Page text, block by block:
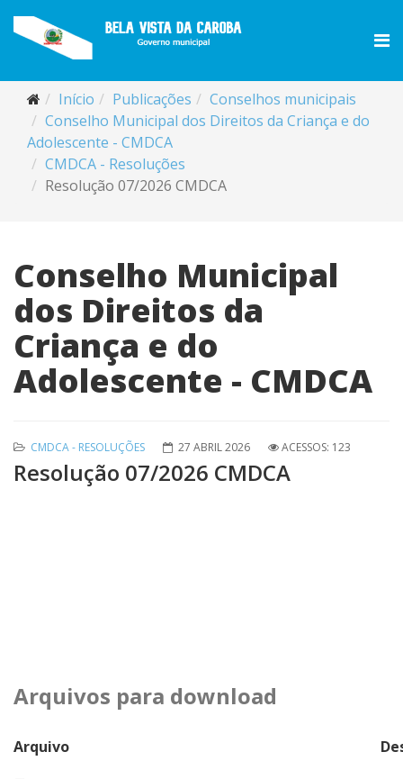
Início Publicações
Conselhos municipais
Conselho Municipal dos Direitos da Criança e do
Adolescente - CMDCA
CMDCA - Resoluções
Resolução 07/2026 CMDCA
Conselho Municipal
dos Direitos da
Criança e do
Adolescente - CMDCA
CMDCA - RESOLUÇÕES 27 ABRIL 2026 ACESSOS: 123
Resolução 07/2026 CMDCA
Arquivos para download
Arquivo